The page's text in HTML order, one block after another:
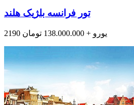
تور فرانسه بلژیک هلند
2190 یورو + 138.000.000 تومان